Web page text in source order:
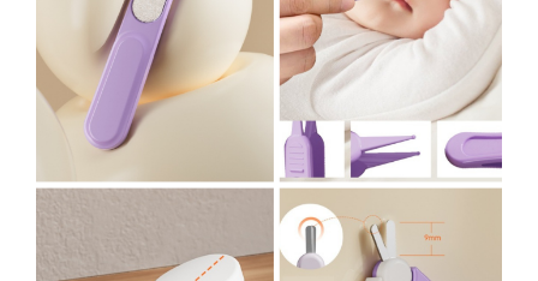
Iluminat & electrice
Prelungitoare & cabluri electrice
Becuri
Coliere plastic
Conectori/doze
Lumina de crestere pentru plante